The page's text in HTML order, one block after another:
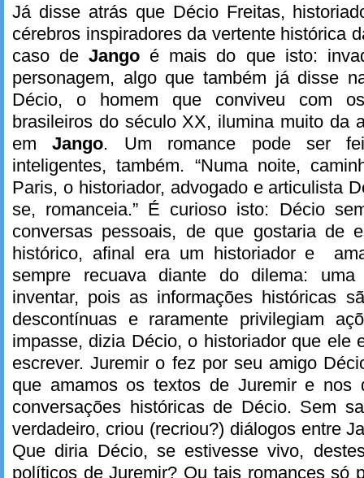
Já disse atrás que Décio Freitas,
cérebros inspiradores da vertente histórica
caso deJango é mais do que isto:
personagem, algo que também já disse
Décio, o homem que conviveu com
brasileiros do século XX, ilumina muito da
emJango. Um romance pode ser
inteligentes, também. “Numa noite,
Paris, o historiador, advogado e articulista
se, romanceia.” É curioso isto: Décio
conversas pessoais, de que gostaria de
histórico, afinal era um historiador e
sempre recuava diante do dilema:
inventar, pois as informações históricas
descontínuas e raramente privilegiam
impasse, dizia Décio, o historiador que ele
escrever. Juremir o fez por seu amigo
que amamos os textos de Juremir e nos
conversações históricas de Décio. Sem
verdadeiro, criou (recriou?) diálogos entre
Que diria Décio, se estivesse vivo,
políticos de Juremir? Ou tais romances só